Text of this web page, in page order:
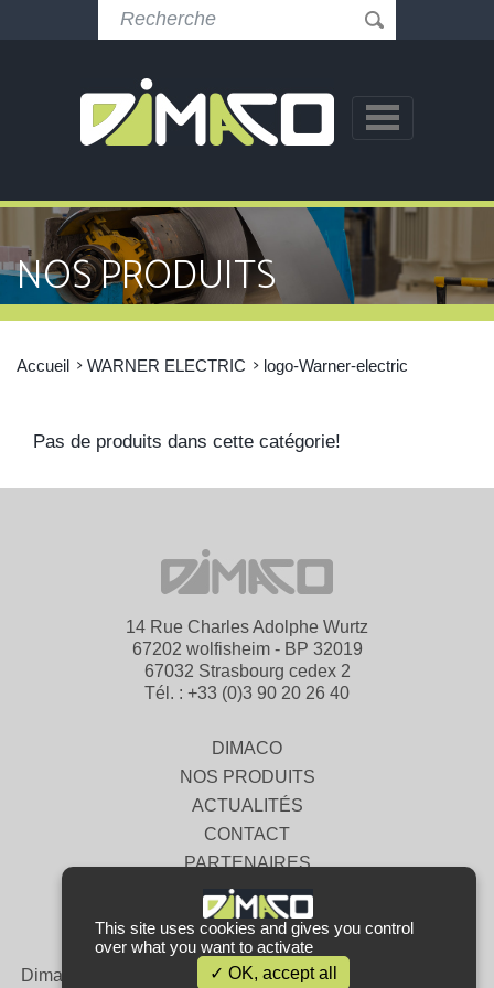
NOS PRODUITS
Accueil WARNER ELECTRIC logo-Warner-electric
Pas de produits dans cette catégorie!
14 Rue Charles Adolphe Wurtz
67202 wolfisheim - BP 32019
67032 Strasbourg cedex 2
Tél. : +33 (0)3 90 20 26 40
DIMACO
NOS PRODUITS
ACTUALITÉS
CONTACT
PARTENAIRES
MENTIONS LÉGALES
CGV
Dimaco, le spécialiste de la distribution de composants de
This site uses cookies and gives you control
over what you want to activate
OK, accept all